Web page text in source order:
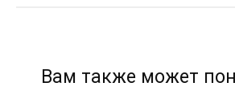
Вам также может